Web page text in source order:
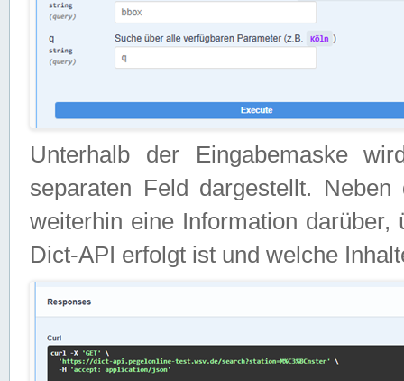
Unterhalb der Eingabemaske
separaten Feld dargestellt.
weiterhin eine Information
Dict-API erfolgt ist und welche